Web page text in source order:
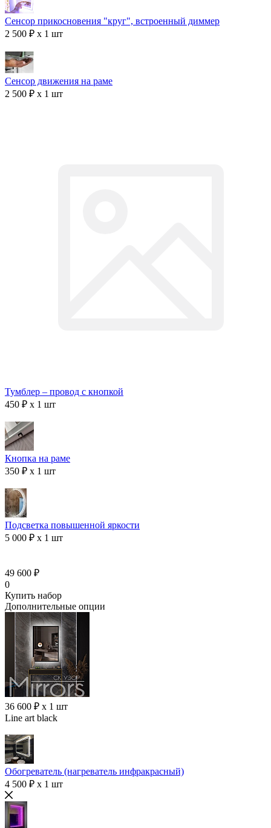
Сенсор прикосновения "круг", встроенный диммер
2 500 ₽ x 1 шт
Сенсор движения на раме
2 500 ₽ x 1 шт
Тумблер – провод с кнопкой
450 ₽ x 1 шт
Кнопка на раме
350 ₽ x 1 шт
Подсветка повышенной яркости
5 000 ₽ x 1 шт
49 600 ₽
0
Купить набор
Дополнительные опции
36 600 ₽ x 1 шт
Line art black
Обогреватель (нагреватель инфракрасный)
4 500 ₽ x 1 шт